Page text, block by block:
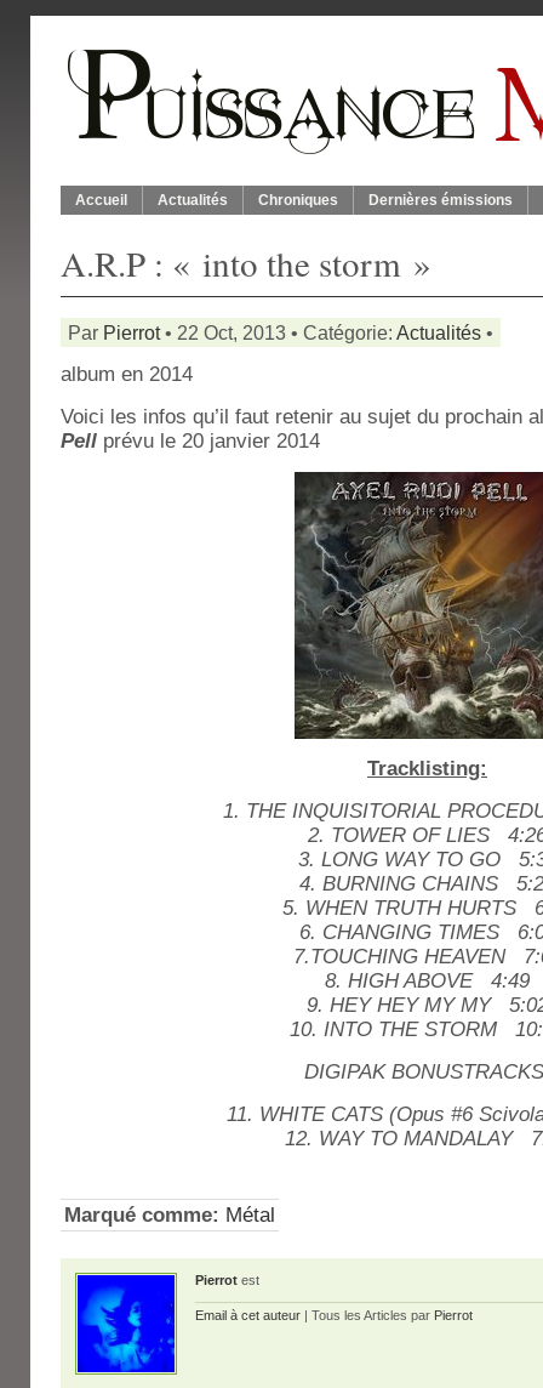
Accueil Actualités Chroniques Dernières émissions
A.R.P : « into the storm »
Par Pierrot• 22 Oct, 2013 • Catégorie: Actualités •
album en 2014
Voici les infos qu’il faut retenir au sujet du prochain
Pell prévu le 20 janvier 2014
Tracklisting:
1. THE INQUISITORIAL
2. TOWER OF LIES
3. LONG WAY TO GO
4. BURNING CHAINS
5. WHEN TRUTH HURTS
6. CHANGING TIMES
7.TOUCHING HEAVEN
8. HIGH ABOVE 4:49
9. HEY HEY MY MY
10. INTO THE STORM
DIGIPAK
11. WHITE CATS (Opus #6
12. WAY TO MANDALAY
Marqué comme: Métal
Pierrot est
Email à cet auteur | Tous les Articles par Pierrot